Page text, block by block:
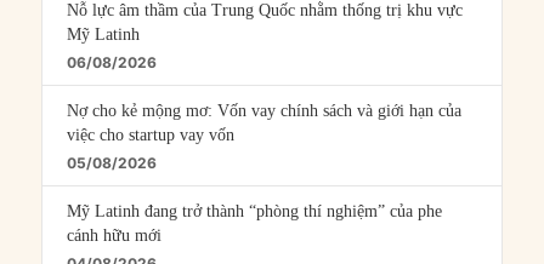
Nỗ lực âm thầm của Trung Quốc nhằm thống trị khu vực
Mỹ Latinh
06/08/2026
Nợ cho kẻ mộng mơ: Vốn vay chính sách và giới hạn của
việc cho startup vay vốn
05/08/2026
Mỹ Latinh đang trở thành “phòng thí nghiệm” của phe
cánh hữu mới